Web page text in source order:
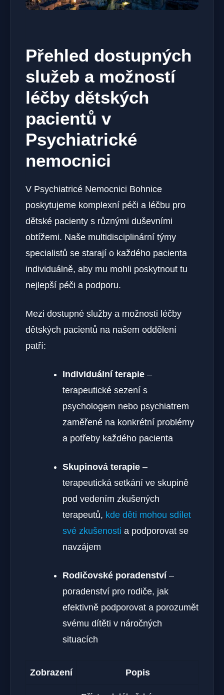
Přehled dostupných
služeb a možností
léčby dětských
pacientů v
Psychiatrické
nemocnici
V Psychiatricé Nemocnici Bohnice
poskytujeme komplexní péči a léčbu pro
dětské pacienty s různými duševními
obtížemi. Naše multidisciplinární týmy
specialistů se starají o každého pacienta
individuálně, aby mu mohli poskytnout tu
nejlepší péči a podporu.
Mezi dostupné služby a možnosti léčby
dětských pacientů na našem oddělení
patří:
Individuální terapie –
terapeutické sezení s
psychologem nebo psychiatrem
zaměřené na konkrétní problémy
a potřeby každého pacienta
Skupinová terapie –
terapeutická setkání ve skupině
pod vedením zkušených
terapeutů, kde děti mohou sdílet
své zkušenosti a podporovat se
navzájem
Rodičovské poradenství –
poradenství pro rodiče, jak
efektivně podporovat a porozumět
svému dítěti v náročných
situacích
Zobrazení Popis